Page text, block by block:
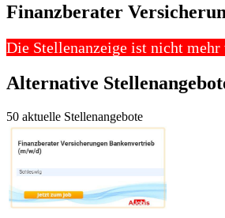
Finanzberater
Die Stellenanzeige ist nicht mehr
Alternative
50 aktuelle Stellenangebote